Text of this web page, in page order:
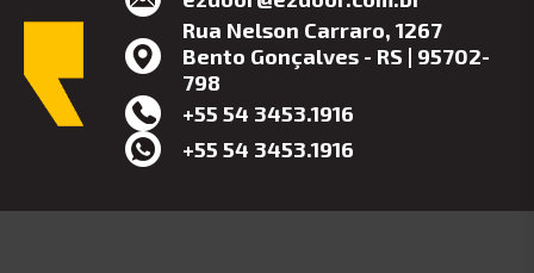
Rua Nelson Carraro, 1267
Bento Gonçalves - RS | 95702-
798
+55 54 3453.1916
+55 54 3453.1916